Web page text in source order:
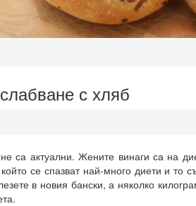
с хляб
са актуални. Жените винаги са на
се спазват най-много диети и то
в новия бански, а няколко